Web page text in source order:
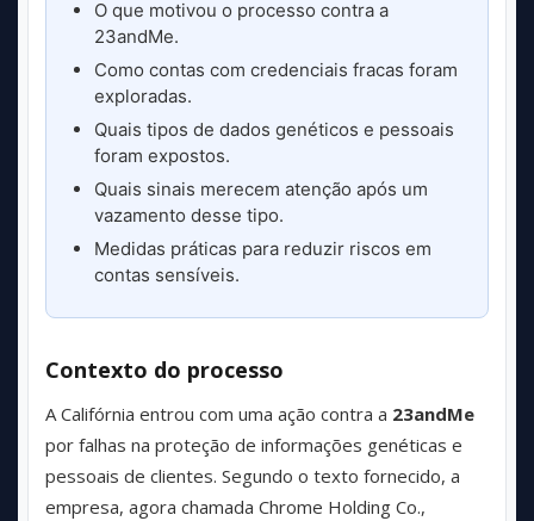
O que motivou o processo contra a
23andMe.
Como contas com credenciais fracas foram
exploradas.
Quais tipos de dados genéticos e pessoais
foram expostos.
Quais sinais merecem atenção após um
vazamento desse tipo.
Medidas práticas para reduzir riscos em
contas sensíveis.
Contexto do processo
A Califórnia entrou com uma ação contra a 23andMe
por falhas na proteção de informações genéticas e
pessoais de clientes. Segundo o texto fornecido, a
empresa, agora chamada Chrome Holding Co.,